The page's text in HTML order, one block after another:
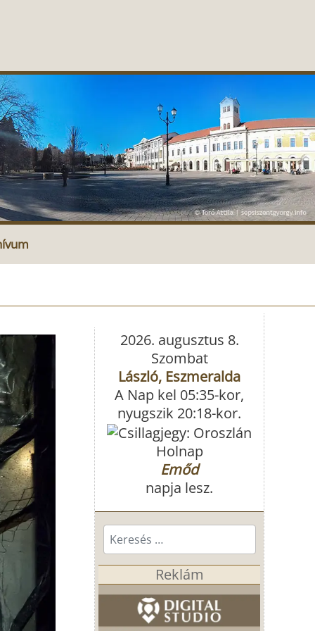
2026. augusztus 8.
Szombat
László, Eszmeralda
A Nap kel 05:35-kor,
nyugszik 20:18-kor.
Holnap
Emőd
napja lesz.
Keresés...
Reklám